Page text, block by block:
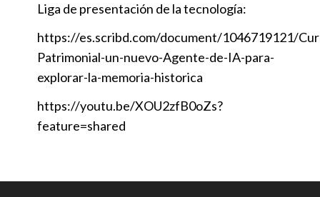
Liga de presentación de la tecnología:
https://es.scribd.com/document/1046719121/
Patrimonial-un-nuevo-Agente-de-IA-para-
explorar-la-memoria-historica
https://youtu.be/XOU2zfB0oZs?
feature=shared